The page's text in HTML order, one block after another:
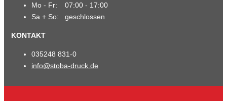
Mo - Fr:
07:00 - 17:00
Sa + So:
geschlossen
KONTAKT
035248 831-0
info@stoba-druck.de